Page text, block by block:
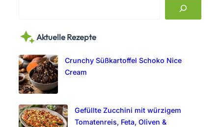
r
h
Aktuelle Rezepte
Crunchy Süßkartoffel Schoko Nice
Cream
Gefüllte Zucchini mit würzigem
Tomatenreis, Feta, Oliven &